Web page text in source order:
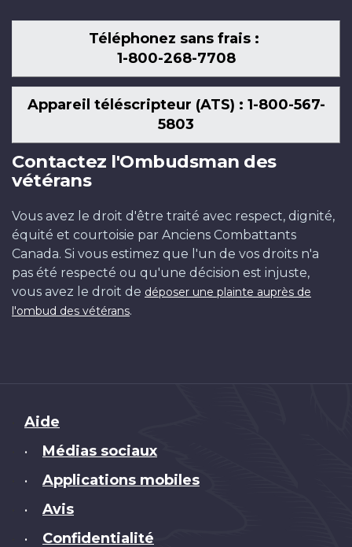
Téléphonez sans frais :
1-800-268-7708
Appareil téléscripteur (ATS) : 1-800-567-
5803
Contactez l'Ombudsman des
vétérans
Vous avez le droit d'être traité avec respect, dignité,
équité et courtoisie par Anciens Combattants
Canada. Si vous estimez que l'un de vos droits n'a
pas été respecté ou qu'une décision est injuste,
vous avez le droit de déposer une plainte auprès de
l'ombud des vétérans.
Brand
Aide
• Médias sociaux
• Applications mobiles
• Avis
• Confidentialité